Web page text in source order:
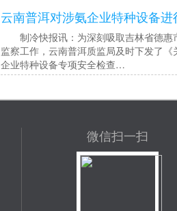
云南普洱对涉氨企业特种设备
制冷快报讯：为深刻吸取吉林省德惠
监察工作，云南普洱质监局及时下发了
企业特种设备专项安全检查…
微信扫一扫